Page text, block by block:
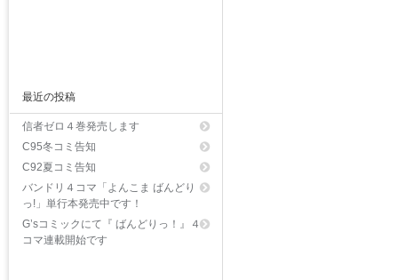
最近の投稿
信者ゼロ４巻発売します
C95冬コミ告知
C92夏コミ告知
バンドリ４コマ「よんこま ばんどり
っ!」単行本発売中です！
G’sコミックにて『 ばんどりっ！』４
コマ連載開始です